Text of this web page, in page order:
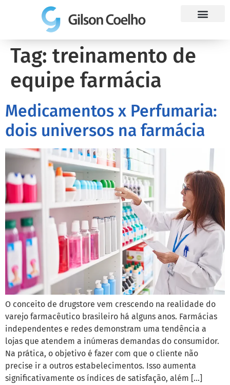
Tag: treinamento de
equipe farmácia
Medicamentos x Perfumaria:
dois universos na farmácia
O conceito de drugstore vem crescendo na realidade do
varejo farmacêutico brasileiro há alguns anos. Farmácias
independentes e redes demonstram uma tendência a
lojas que atendem a inúmeras demandas do consumidor.
Na prática, o objetivo é fazer com que o cliente não
precise ir a outros estabelecimentos. Isso aumenta
significativamente os índices de satisfação, além […]